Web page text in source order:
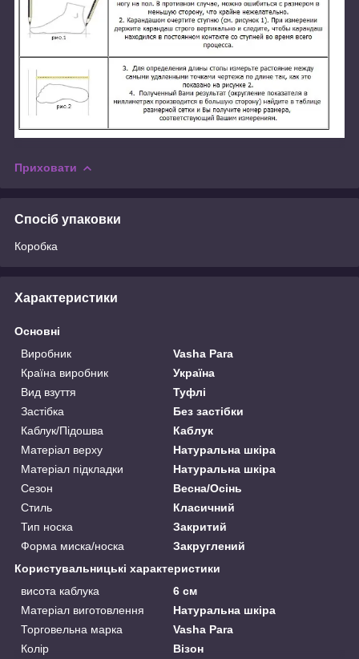
Приховати
Спосіб упаковки
Коробка
Характеристики
Основні
Виробник
Vasha Para
Країна виробник
Україна
Вид взуття
Туфлі
Застібка
Без застібки
Каблук/Підошва
Каблук
Матеріал верху
Натуральна шкіра
Матеріал підкладки
Натуральна шкіра
Сезон
Весна/Осінь
Стиль
Класичний
Тип носка
Закритий
Форма миска/носка
Закруглений
Користувальницькі характеристики
висота каблука
6 см
Матеріал виготовлення
Натуральна шкіра
Торговельна марка
Vasha Para
Колір
Візон